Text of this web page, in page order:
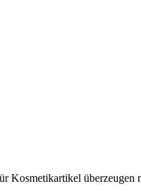
Kosmetikartikel